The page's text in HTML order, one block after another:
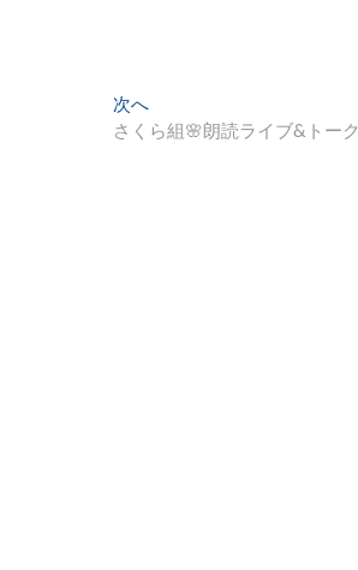
次へ
の
さくら組🌸朗読ライブ&トーク